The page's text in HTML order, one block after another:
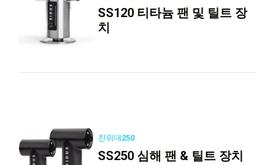
SS120 티타늄 팬 및 틸트 장
치
친위대250
SS250 심해 팬 & 틸트 장치